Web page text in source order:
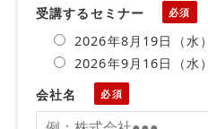
受講するセミナー
2026年8月19日（水
2026年9月16日（水
会社名